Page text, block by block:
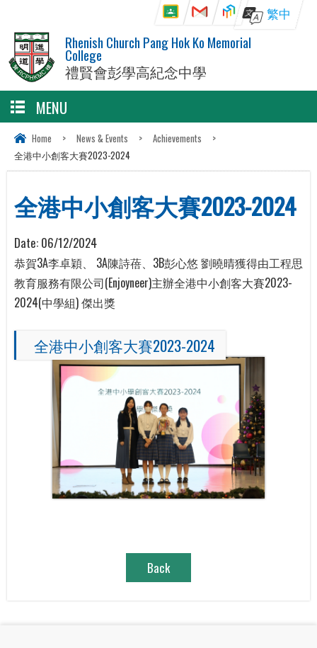
Rhenish Church Pang Hok Ko Memorial
College
禮賢會彭學高紀念中學
繁中
MENU
Home > News & Events > Achievements
>
全港中小創客大賽2023-2024
全港中小創客大賽2023-2024
Date: 06/12/2024
恭賀3A李卓穎、 3A陳詩蓓、3B彭心悠 劉曉晴獲得由工程思
教育服務有限公司(Enjoyneer)主辦全港中小創客大賽2023-
2024(中學組) 傑出獎
全港中小創客大賽2023-2024
Back